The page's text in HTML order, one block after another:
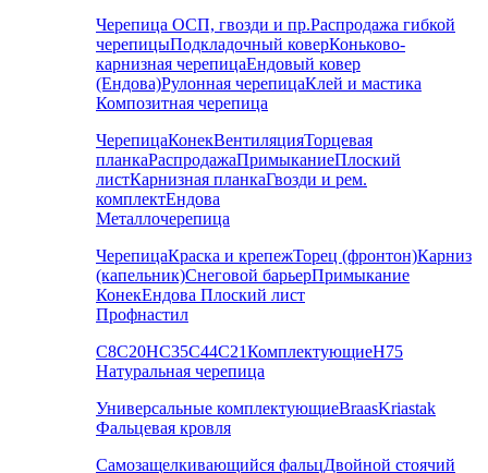
Черепица ОСП, гвозди и пр.Распродажа гибкой
черепицыПодкладочный коверКоньково-
карнизная черепицаЕндовый ковер
(Ендова)Рулонная черепицаКлей и мастика
Композитная черепица
ЧерепицаКонекВентиляцияТорцевая
планкаРаспродажаПримыканиеПлоский
листКарнизная планкаГвозди и рем.
комплектЕндова
Металлочерепица
ЧерепицаКраска и крепежТорец (фронтон)Карниз
(капельник)Снеговой барьерПримыкание
КонекЕндова Плоский лист
Профнастил
С8С20НС35С44С21КомплектующиеН75
Натуральная черепица
Универсальные комплектующиеBraasKriastak
Фальцевая кровля
Самозащелкивающийся фальцДвойной стоячий